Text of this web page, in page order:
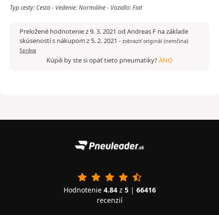
Typ cesty: Cesta - Vedenie: Normálne - Vozidlo: Fiat
Preložené hodnotenie z 9. 3. 2021 od Andreas F na základe
skúseností s nákupom z 5. 2. 2021 - zobraziť originál (nemčina)
Správa
Kúpili by ste si opäť tieto pneumatiky?ÁNO
Hodnotenie 4.84z 5| 66416
recenzií